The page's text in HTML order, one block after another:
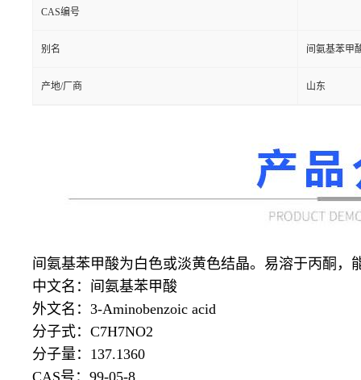
CAS编号
别名 间氨基苯甲
产地/厂商 山东
间氨基苯甲酸为白色或淡黄色结晶。易溶于丙酮
中文名：间氨基苯甲酸
外文名： 3-Aminobenzoic acid
分子式： C7H7NO2
分子量： 137.1360